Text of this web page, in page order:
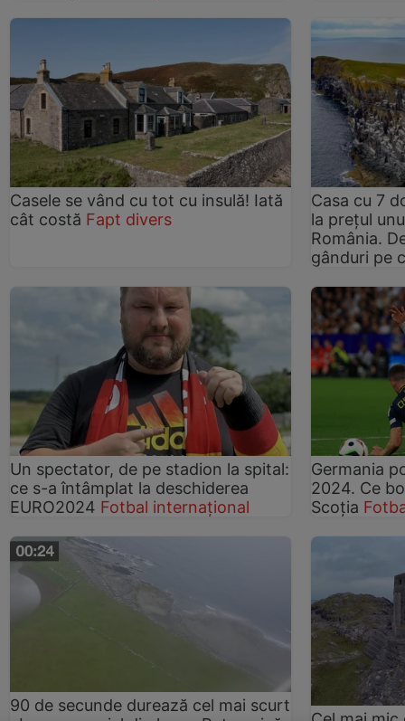
Casele se vând cu tot cu insulă! Iată
cât costă Fapt divers
Casa cu 7
la prețul
România.
gânduri pe
Un spectator, de pe stadion la spital:
ce s-a întâmplat la deschiderea
EURO2024 Fotbal internațional
Germania
2024. Ce
Scoția
90 de secunde durează cel mai scurt